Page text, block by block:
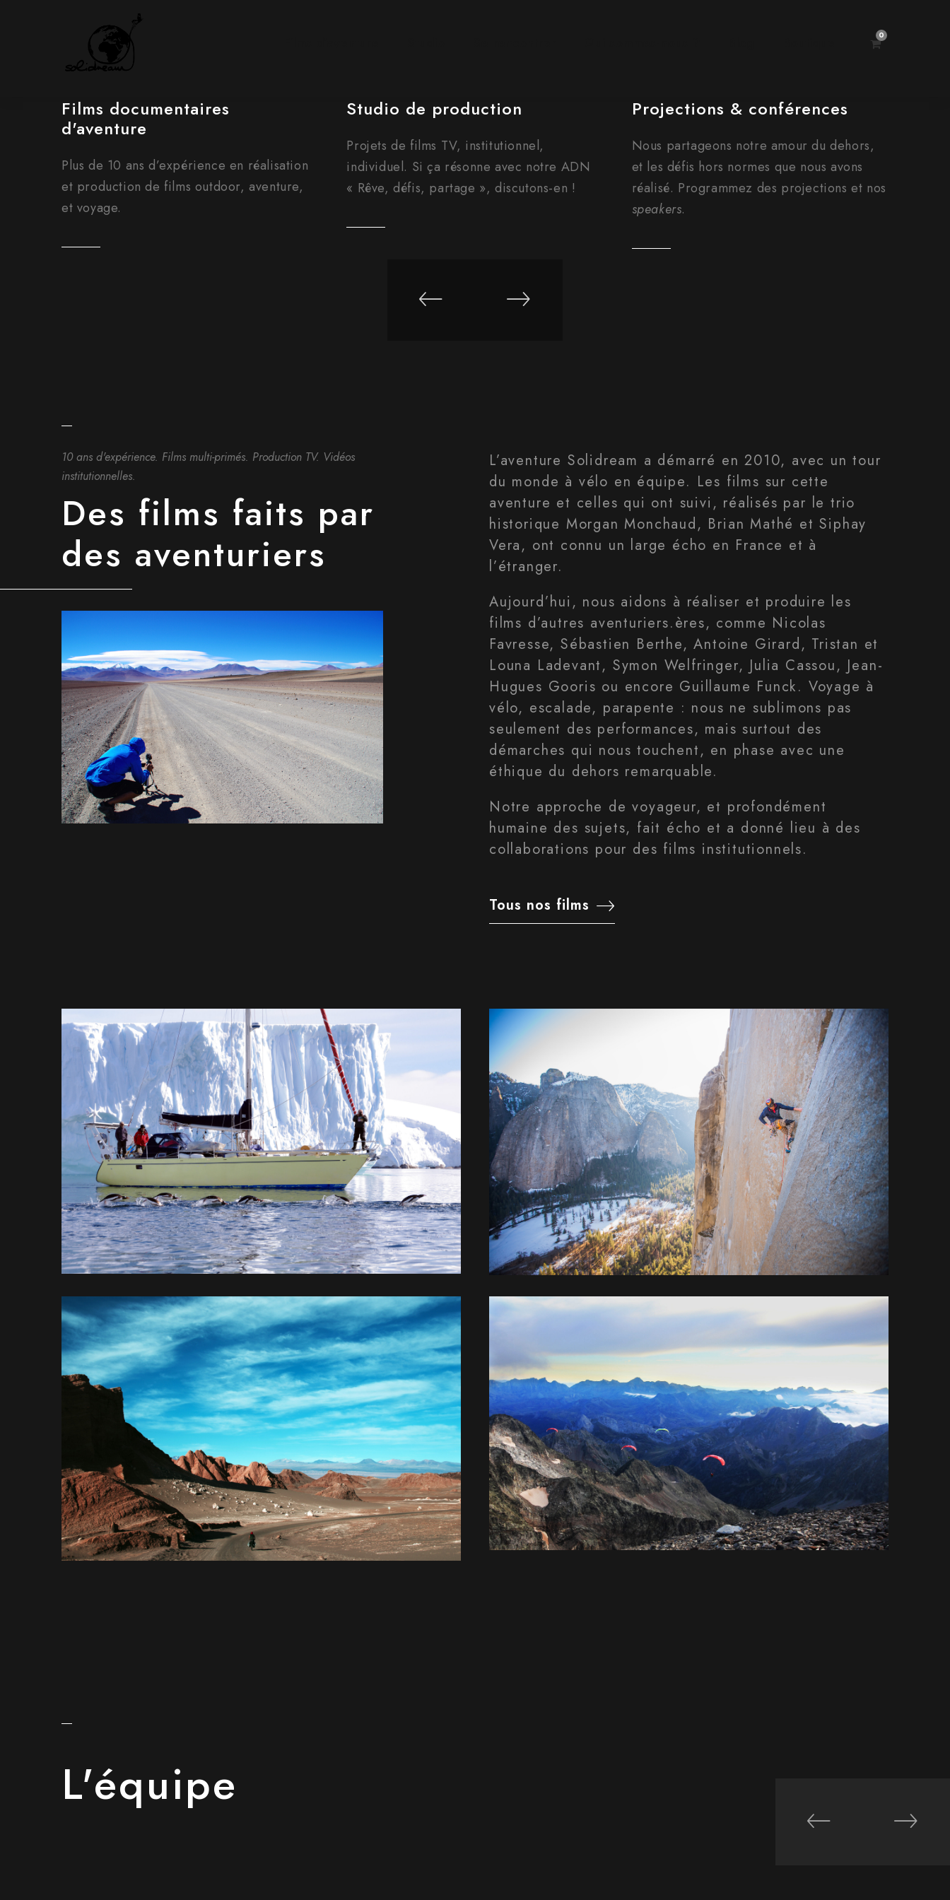
0
Films documentaires
d'aventure
Plus de 10 ans d’expérience en réalisation
et production de films outdoor, aventure,
et voyage.
Studio de production
Projets de films TV, institutionnel,
individuel. Si ça résonne avec notre ADN
« Rêve, défis, partage », discutons-en !
Projections & conférences
Nous partageons notre amour du dehors,
et les défis hors normes que nous avons
réalisé. Programmez des projections et nos
speakers.
10 ans d'expérience. Films multi-primés. Production TV. Vidéos
institutionnelles.
Des films faits par
des aventuriers
L’aventure Solidream a démarré en 2010, avec un tour
du monde à vélo en équipe. Les films sur cette
aventure et celles qui ont suivi, réalisés par le trio
historique Morgan Monchaud, Brian Mathé et Siphay
Vera, ont connu un large écho en France et à
l’étranger.
Aujourd’hui, nous aidons à réaliser et produire les
films d’autres aventuriers.ères, comme Nicolas
Favresse, Sébastien Berthe, Antoine Girard, Tristan et
Louna Ladevant, Symon Welfringer, Julia Cassou, Jean-
Hugues Gooris ou encore Guillaume Funck. Voyage à
vélo, escalade, parapente : nous ne sublimons pas
seulement des performances, mais surtout des
démarches qui nous touchent, en phase avec une
éthique du dehors remarquable.
Notre approche de voyageur, et profondément
humaine des sujets, fait écho et a donné lieu à des
collaborations pour des films institutionnels.
Tous nos films
L'équipe